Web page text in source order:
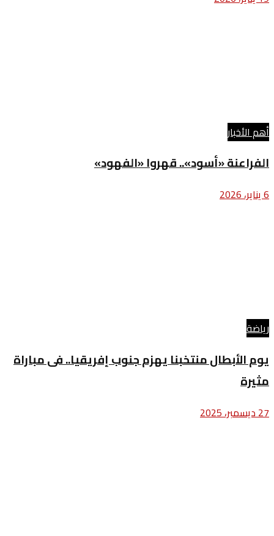
أهم الأخبار
الفراعنة «أسود».. قهروا «الفهود»
6 يناير، 2026
رياضة
يوم الأبطال منتخبنا يهزم جنوب إفريقيا.. فى مباراة
مثيرة
27 ديسمبر، 2025